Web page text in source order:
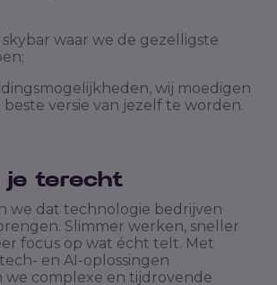
skybar waar we de gezelligste
wij moedigen
beste versie van jezelf te worden.
je terecht
we dat technologie bedrijven
Slimmer werken, sneller
focus op wat écht telt. Met
en AI-oplossingen
we complexe en tijdrovende